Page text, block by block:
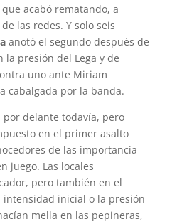
acabó rematando, a
las redes. Y solo seis
anotó el segundo después de
presión del Lega y de
uno ante Miriam
cabalgada por la banda.
delante todavía, pero
en el primer asalto
de las importancia
juego. Las locales
pero también en el
intensidad inicial o la presión
mella en las pepineras,